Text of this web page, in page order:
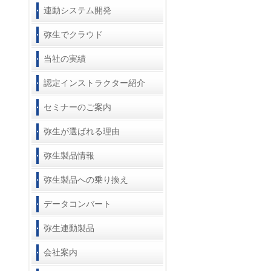
連動システム開発
弥生でクラウド
当社の実績
認定インストラクター紹介
セミナーのご案内
弥生が選ばれる理由
弥生製品情報
弥生製品への乗り換え
データコンバート
弥生連動製品
会社案内